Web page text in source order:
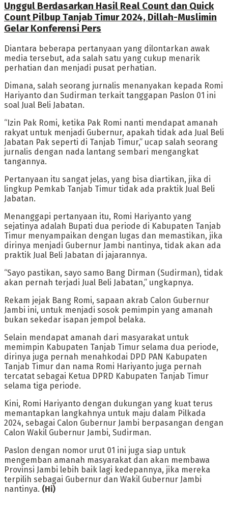
Unggul Berdasarkan Hasil Real Count dan Quick
Count Pilbup Tanjab Timur 2024, Dillah-Muslimin
Gelar Konferensi Pers
Diantara beberapa pertanyaan yang dilontarkan awak
media tersebut, ada salah satu yang cukup menarik
perhatian dan menjadi pusat perhatian.
Dimana, salah seorang jurnalis menanyakan kepada Romi
Hariyanto dan Sudirman terkait tanggapan Paslon 01 ini
soal Jual Beli Jabatan.
“Izin Pak Romi, ketika Pak Romi nanti mendapat amanah
rakyat untuk menjadi Gubernur, apakah tidak ada Jual Beli
Jabatan Pak seperti di Tanjab Timur,” ucap salah seorang
jurnalis dengan nada lantang sembari mengangkat
tangannya.
Pertanyaan itu sangat jelas, yang bisa diartikan, jika di
lingkup Pemkab Tanjab Timur tidak ada praktik Jual Beli
Jabatan.
Menanggapi pertanyaan itu, Romi Hariyanto yang
sejatinya adalah Bupati dua periode di Kabupaten Tanjab
Timur menyampaikan dengan lugas dan memastikan, jika
dirinya menjadi Gubernur Jambi nantinya, tidak akan ada
praktik Jual Beli Jabatan di jajarannya.
“Sayo pastikan, sayo samo Bang Dirman (Sudirman), tidak
akan pernah terjadi Jual Beli Jabatan,” ungkapnya.
Rekam jejak Bang Romi, sapaan akrab Calon Gubernur
Jambi ini, untuk menjadi sosok pemimpin yang amanah
bukan sekedar isapan jempol belaka.
Selain mendapat amanah dari masyarakat untuk
memimpin Kabupaten Tanjab Timur selama dua periode,
dirinya juga pernah menahkodai DPD PAN Kabupaten
Tanjab Timur dan nama Romi Hariyanto juga pernah
tercatat sebagai Ketua DPRD Kabupaten Tanjab Timur
selama tiga periode.
Kini, Romi Hariyanto dengan dukungan yang kuat terus
memantapkan langkahnya untuk maju dalam Pilkada
2024, sebagai Calon Gubernur Jambi berpasangan dengan
Calon Wakil Gubernur Jambi, Sudirman.
Paslon dengan nomor urut 01 ini juga siap untuk
mengemban amanah masyarakat dan akan membawa
Provinsi Jambi lebih baik lagi kedepannya, jika mereka
terpilih sebagai Gubernur dan Wakil Gubernur Jambi
nantinya. (Hi)